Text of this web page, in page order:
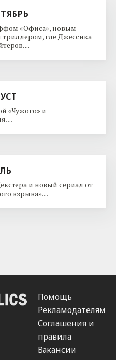
«Офиса», новым
где Джессика
...
«Чужого» и
...
и новый сериал от
взрыва». ...
Помощь
Рекламодателям
Соглашения и
правила
Вакансии